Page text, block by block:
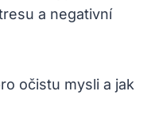
a negativní